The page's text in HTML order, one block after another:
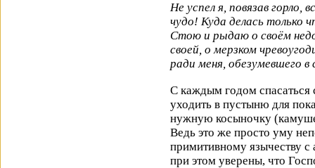
Не успел я, повязав горло,
чудо! Куда делась только
Стою и рыдаю о своём
своей, о мерзком
ради меня, обезумевшего
С каждым годом спасаться
уходить в пустыню для
нужную косыночку
Ведь это же просто уму
примитивному язычеству
при этом уверены, что